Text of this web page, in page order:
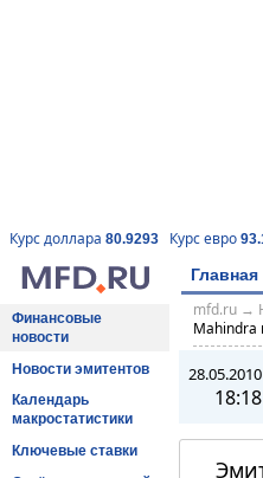
Курс доллара 80.9293 Курс евро
Главная
Финансовые
новости
Новости эмитентов
Календарь
макростатистики
Ключевые ставки
mfd.ru→
Mahindra
28.05.2010
18:18